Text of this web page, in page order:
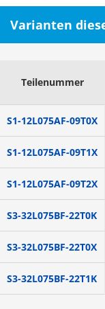
Varianten
Teilenummer
S1-12L075AF-09T0X
S1-12L075AF-09T1X
S1-12L075AF-09T2X
S3-32L075BF-22T0K
S3-32L075BF-22T0X
S3-32L075BF-22T1K